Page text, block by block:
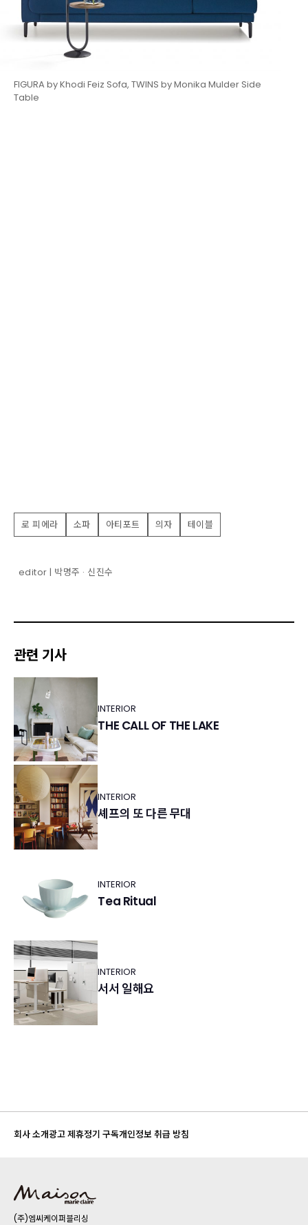
FIGURA by Khodi Feiz Sofa, TWINS by Monika Mulder Side
Table
로 피에라 소파 아티포트 의자 테이블
editor | 박명주 · 신진수
관련 기사
INTERIOR
THE CALL OF THE LAKE
INTERIOR
셰프의 또 다른 무대
INTERIOR
Tea Ritual
INTERIOR
서서 일해요
회사 소개광고 제휴정기 구독개인정보 취급 방침
(주)엠씨케이퍼블리싱